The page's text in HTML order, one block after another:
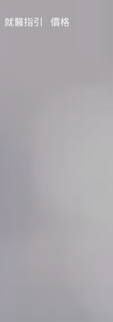
就醫指引 價格